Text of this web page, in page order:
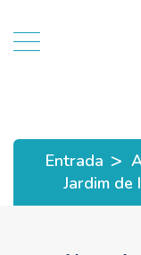
Entrada >
Jardim de